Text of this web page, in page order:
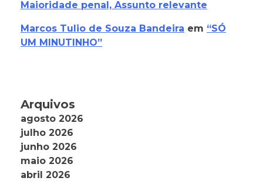
Maioridade penal, Assunto relevante
Marcos Tulio de Souza Bandeira em “SÓ
UM MINUTINHO”
Arquivos
agosto 2026
julho 2026
junho 2026
maio 2026
abril 2026